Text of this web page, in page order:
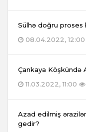
Sülhə doğru proses
08.04.2022, 12:00
Çankaya Köşkündə
11.03.2022, 11:00
Azad edilmiş
gedir?